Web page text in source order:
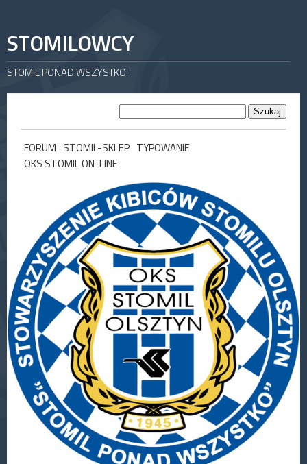
STOMILOWCY
STOMIL PONAD WSZYSTKO!
FORUM STOMIL-SKLEP TYPOWANIE
OKS STOMIL ON-LINE